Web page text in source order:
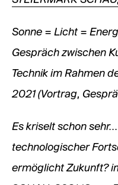
Sonne = Licht =
Gespräch zwischen
Technik im Rahmen
2021 (Vortrag,
Es kriselt schon
technologischer
ermöglicht Zukunft?